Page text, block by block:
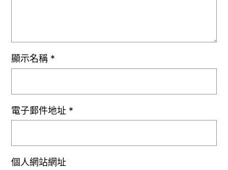
顯示名稱 *
電子郵件地址 *
個人網站網址